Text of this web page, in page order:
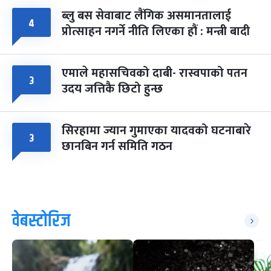
४ ब्लु बस सेवाबाट लैंगिक असमानतालाई
प्रोत्साहन नगर्ने नीति लिएका हौं : मन्त्री बादी
३ एमाले महासचिवको दाबी- रास्वपाको पतन
उदय जत्तिकै छिटो हुन्छ
३ सिरहामा ज्यान गुमाएका यादवको घटनाबारे
छानबिन गर्न समिति गठन
वेबस्टोरिज